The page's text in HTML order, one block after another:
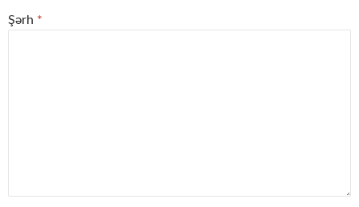
Şərh *